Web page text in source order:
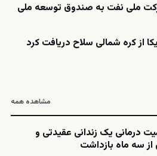
از کره شمالی سلاح دریافت کرد
مشاهده همه
درمانی یک زندانی عقیدتی و
سه ماه بازداشت